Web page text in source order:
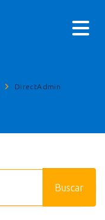
DirectAdmin